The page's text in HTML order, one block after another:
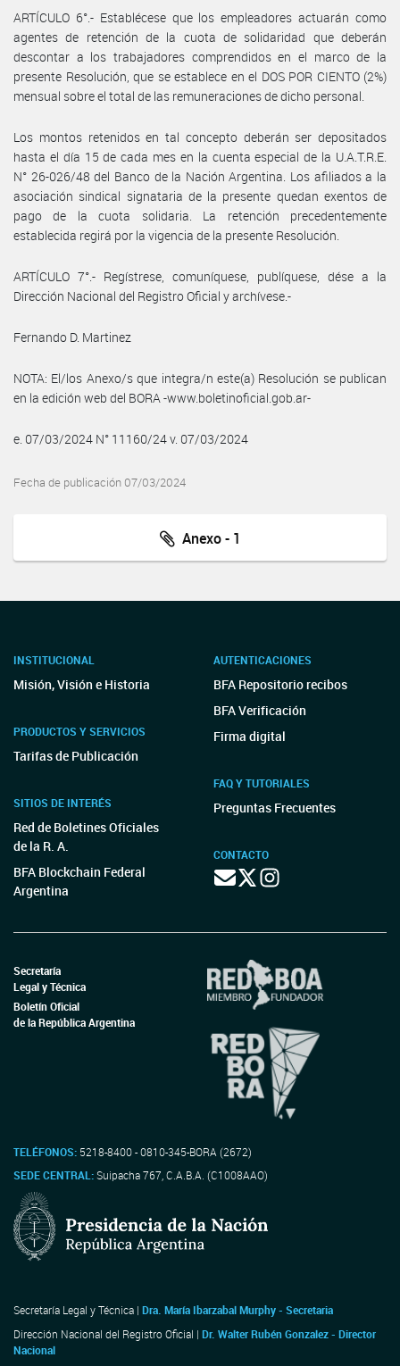
ARTÍCULO 6°.- Establécese que los empleadores actuarán como
agentes de retención de la cuota de solidaridad que deberán
descontar a los trabajadores comprendidos en el marco de la
presente Resolución, que se establece en el DOS POR CIENTO (2%)
mensual sobre el total de las remuneraciones de dicho personal.
Los montos retenidos en tal concepto deberán ser depositados
hasta el día 15 de cada mes en la cuenta especial de la U.A.T.R.E.
N° 26-026/48 del Banco de la Nación Argentina. Los afiliados a la
asociación sindical signataria de la presente quedan exentos de
pago de la cuota solidaria. La retención precedentemente
establecida regirá por la vigencia de la presente Resolución.
ARTÍCULO 7°.- Regístrese, comuníquese, publíquese, dése a la
Dirección Nacional del Registro Oficial y archívese.-
Fernando D. Martinez
NOTA: El/los Anexo/s que integra/n este(a) Resolución se publican
en la edición web del BORA -www.boletinoficial.gob.ar-
e. 07/03/2024 N° 11160/24 v. 07/03/2024
Fecha de publicación 07/03/2024
Anexo - 1
INSTITUCIONAL
Misión, Visión e Historia
PRODUCTOS Y SERVICIOS
Tarifas de Publicación
SITIOS DE INTERÉS
Red de Boletines Oficiales
de la R. A.
BFA Blockchain Federal
Argentina
AUTENTICACIONES
BFA Repositorio recibos
BFA Verificación
Firma digital
FAQ Y TUTORIALES
Preguntas Frecuentes
CONTACTO
Secretaría
Legal y Técnica
Boletín Oficial
de la República Argentina
TELÉFONOS: 5218-8400 - 0810-345-BORA (2672)
SEDE CENTRAL:Suipacha 767, C.A.B.A. (C1008AAO)
Secretaría Legal y Técnica | Dra. María Ibarzabal Murphy - Secretaria
Dirección Nacional del Registro Oficial | Dr. Walter Rubén Gonzalez - Director
Nacional